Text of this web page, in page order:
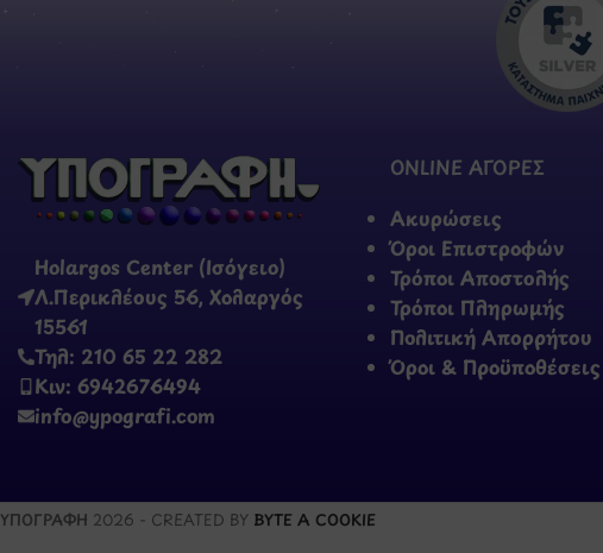
Holargos Center (Ισόγειο)
Λ.Περικλέους 56, Χολαργός
15561
Τηλ: 210 65 22 282
Κιν: 6942676494
info@ypografi.com
ONLINE ΑΓΟΡΕΣ
Ακυρώσεις
Όροι Επιστροφών
Τρόποι Αποστολής
Τρόποι Πληρωμής
Πολιτική Απορρήτου
Όροι & Προϋποθέσεις
ΥΠΟΓΡΑΦΗ 2026 - CREATED BY BYTE A COOKIE